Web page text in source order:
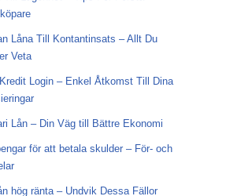
Låna Till Kontantinsats – Allt Du
Veta
Login – Enkel Åtkomst Till Dina
Lån – Din Väg till Bättre Ekonomi
för att betala skulder – För- och
hög ränta – Undvik Dessa Fällor